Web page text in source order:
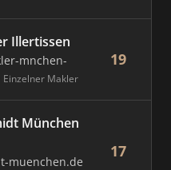
Illertissen
mnchen-
Einzelner Makler
19
München
muenchen.de
17